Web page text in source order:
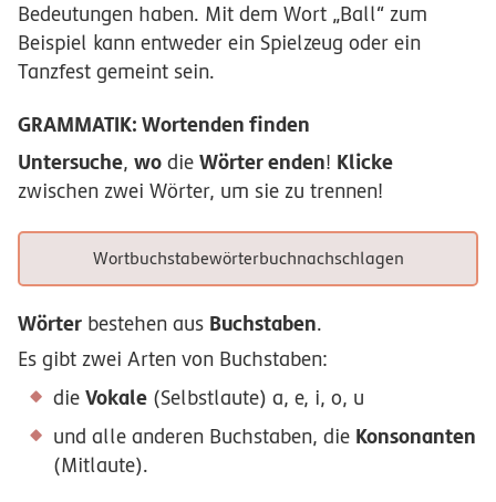
Bedeutungen haben. Mit dem Wort „Ball“ zum
Beispiel kann entweder ein Spielzeug oder ein
Tanzfest gemeint sein.
GRAMMATIK: Wortenden finden
Untersuche, wo die Wörter enden! Klicke
zwischen zwei Wörter, um sie zu trennen!
Wortbuchstabewörterbuchnachschlagen
Wörter bestehen aus Buchstaben.
Es gibt zwei Arten von Buchstaben:
die Vokale (Selbstlaute) a, e, i, o, u
und alle anderen Buchstaben, die Konsonanten
(Mitlaute).